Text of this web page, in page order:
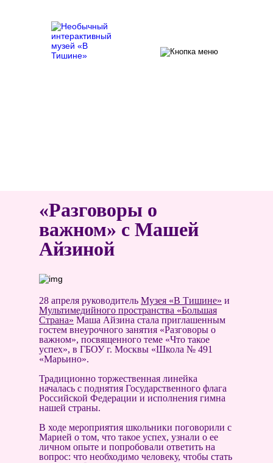
«Разговоры о
важном» с Машей
Айзиной
28 апреля руководитель Музея «В Тишине» и
Мультимедийного пространства «Большая
Страна» Маша Айзина стала приглашенным
гостем внеурочного занятия «Разговоры о
важном», посвященного теме «Что такое
успех», в ГБОУ г. Москвы «Школа № 491
«Марьино».
Традиционно торжественная линейка
началась с поднятия Государственного флага
Российской Федерации и исполнения гимна
нашей страны.
В ходе мероприятия школьники поговорили с
Марией о том, что такое успех, узнали о ее
личном опыте и попробовали ответить на
вопрос: что необходимо человеку, чтобы стать